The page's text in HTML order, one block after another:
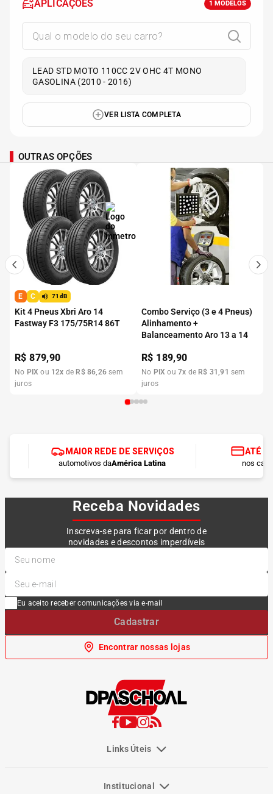
APLICAÇÕES 1 MODELOS
LEAD STD MOTO 110CC 2V OHC 4T MONO
GASOLINA (2010 - 2016)
VER LISTA COMPLETA
OUTRAS OPÇÕES
E C 71dB
Kit 4 Pneus Xbri Aro 14
Fastway F3 175/75R14 86T
R$879,90
No PIX ou 12x de R$ 86,26 sem
juros
Combo Serviço (3 e 4 Pneus)
Alinhamento +
Balanceamento Aro 13 a 14
R$ 189,90
No PIX ou7x de R$ 31 ,91 sem
juros
MAIOR REDE DE SERVIÇOS
automotivos daAmérica Latina
ATÉ
nos
Receba Novidades
Inscreva-se para ficar por dentro de
novidades e descontos imperdíveis
Eu aceito receber comunicações via e-mail
Cadastrar
Encontrar nossas lojas
Links Úteis
Institucional